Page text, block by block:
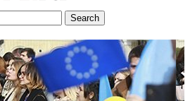
Search